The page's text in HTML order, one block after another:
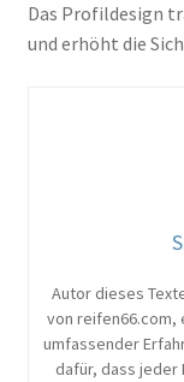
Das Profildesign
und erhöht die
Autor dieses
von reifen66.com,
umfassender
dafür, dass jeder